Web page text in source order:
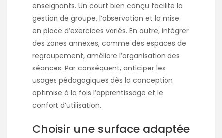
enseignants. Un court bien conçu facilite la
gestion de groupe, l’observation et la mise
en place d’exercices variés. En outre, intégrer
des zones annexes, comme des espaces de
regroupement, améliore l’organisation des
séances. Par conséquent, anticiper les
usages pédagogiques dès la conception
optimise à la fois l’apprentissage et le
confort d’utilisation.
Choisir une surface adaptée